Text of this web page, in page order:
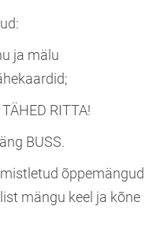
ja mälu
RITTA!
BUSS.
õppemängud
mängu keel ja kõne